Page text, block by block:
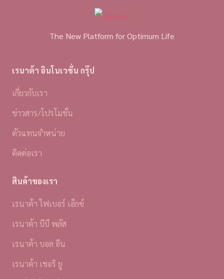
The New Platform for Optimum Life
เรนาต้า อินโนเวชั่น กรุ๊ป
เกี่ยวกับเรา
ข่าวสาร/โปรโมชั่น
ตัวแทนจำหน่าย
ติดต่อเรา
สินค้าของเรา
เรนาต้า ไฟเบอร์ เอ็กซ์
เรนาต้า บีบี พลัส
เรนาต้า บอล อีน
เรนาต้า เชอริ ยู